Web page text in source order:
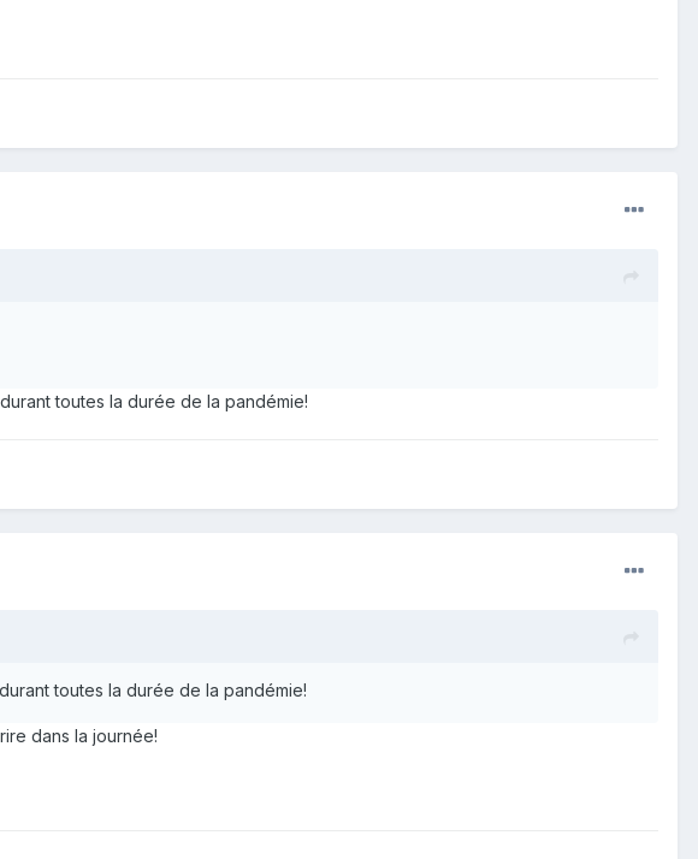
toutes la durée de la pandémie!
toutes la durée de la pandémie!
dans la journée!